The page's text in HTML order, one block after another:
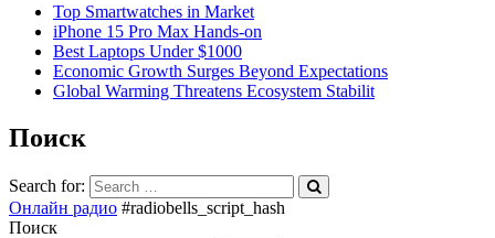
Top Smartwatches in Market
iPhone 15 Pro Max Hands-on
Best Laptops Under $1000
Economic Growth Surges Beyond Expectations
Global Warming Threatens Ecosystem Stabilit
Поиск
Search for:
Онлайн радио #radiobells_script_hash
Поиск